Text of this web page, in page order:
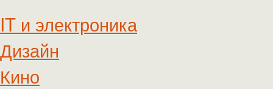
IT и электроника
Дизайн
Кино